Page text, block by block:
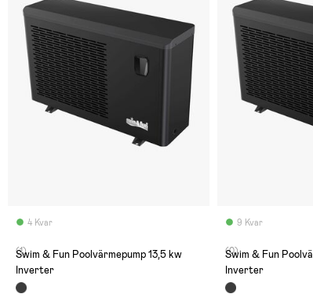
4 Kvar
(1)
Swim & Fun Poolvärmepump 13,5 kw
Inverter
9 Kvar
(0)
Swim & Fun
Inverter